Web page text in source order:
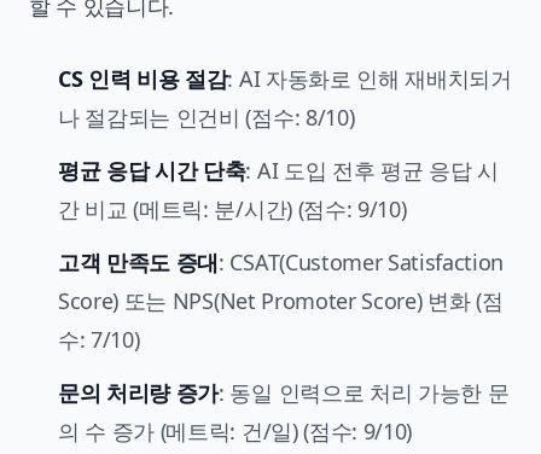
할 수 있습니다.
CS 인력 비용 절감: AI 자동화로 인해 재배치되거
나 절감되는 인건비 (점수: 8/10)
평균 응답 시간 단축: AI 도입 전후 평균 응답 시
간 비교 (메트릭: 분/시간) (점수: 9/10)
고객 만족도 증대: CSAT(Customer Satisfaction
Score) 또는 NPS(Net Promoter Score) 변화 (점
수: 7/10)
문의 처리량 증가: 동일 인력으로 처리 가능한 문
의 수 증가 (메트릭: 건/일) (점수: 9/10)